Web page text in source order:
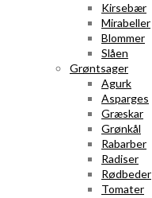
Kirsebær
Mirabeller
Blommer
Slåen
Grøntsager
Agurk
Asparges
Græskar
Grønkål
Rabarber
Radiser
Rødbeder
Tomater